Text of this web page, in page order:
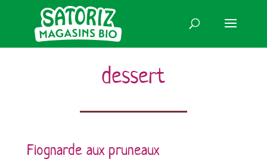
dessert
Flognarde aux pruneaux